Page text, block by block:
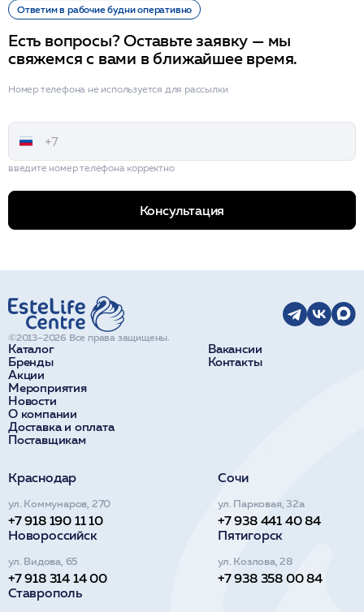
Ответим в рабочие будни оперативно
Есть вопросы? Оставьте заявку — мы
свяжемся с вами в ближайшее время.
Номер телефона не используется для рассылки
введите номер телефона корректно
Консультация
Каталог
Бренды
Акции
Мероприятия
Новости
О компании
Доставка и оплата
Поставщикам
Вакансии
Контакты
©2013–2026 Все права защищены.
Краснодар
ул. Коммунаров, 270
+7 918 190 11 10
Сочи
ул. Парковая, 32а
+7 938 441 40 84
Новороссийск
ул. Видова, 65
+7 918 314 14 00
Пятигорск
ул. Козлова, 28
+7 938 358 00 84
Ставрополь